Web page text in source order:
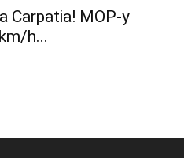
Carpatia! MOP-y
h...